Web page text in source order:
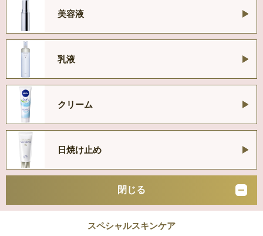
美容液
乳液
クリーム
日焼け止め
閉じる
スペシャルスキンケア